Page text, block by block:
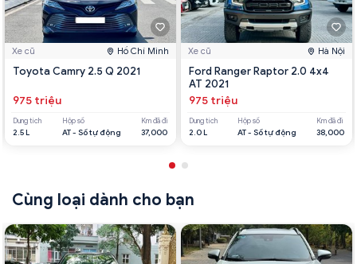
Xe cũ Hồ Chí Minh
Toyota Camry 2.5 Q 2021
975 triệu
Dung tích
2.5 L
Hộp số
AT - Số tự động
Km đã đi
37,000
Xe cũ Hà Nội
Ford Ranger Raptor 2.0 4x4
AT 2021
975 triệu
Dung tích
2.0 L
Hộp số
AT - Số tự động
Km đã đi
38,000
Cùng loại dành cho bạn